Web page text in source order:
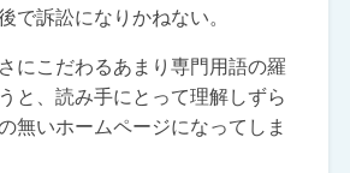
で訴訟になりかねない。
にこだわるあまり専門用語の羅
と、読み手にとって理解しずら
無いホームページになってしま